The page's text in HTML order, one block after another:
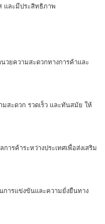
และมีประสิทธิภาพ
วยความสะดวกทางการค้าและ
สะดวก รวดเร็ว และทันสมัย ให้
รค้าระหว่างประเทศเพื่อส่งเสริม
การแข่งขันและความยั่งยืนทาง